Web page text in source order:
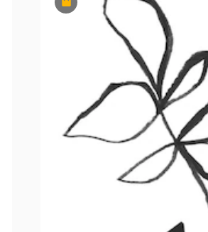
Premium